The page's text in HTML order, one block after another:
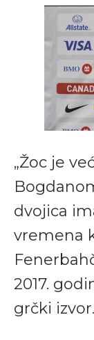
„Žoc je
dvojica
vremena
2017.
grčki izvor.